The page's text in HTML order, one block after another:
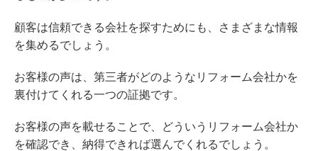
顧客は信頼できる会社を探すためにも、さまざまな情報
を集めるでしょう。
お客様の声は、第三者がどのようなリフォーム会社かを
裏付けてくれる一つの証拠です。
お客様の声を載せることで、どういうリフォーム会社か
を確認でき、納得できれば選んでくれるでしょう。